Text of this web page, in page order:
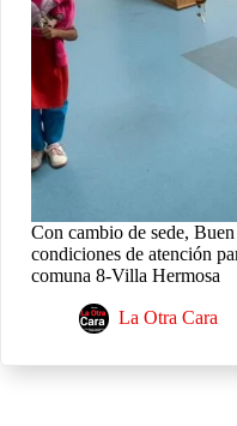
Con cambio de sede,
condiciones de atención
comuna 8-Villa Hermosa
La Otra Cara